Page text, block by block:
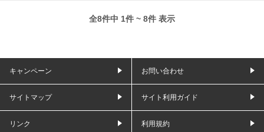
全8件中 1件 ~ 8件 表示
キャンペーン お問い合わせ
サイトマップ サイト利用ガイド
リンク 利用規約